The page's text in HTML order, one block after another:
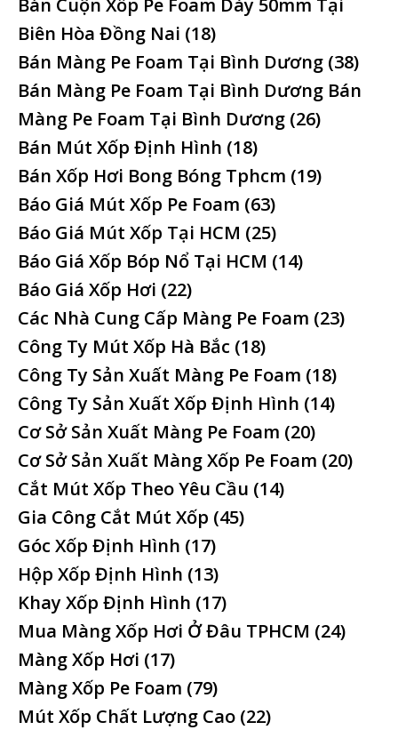
Bán Cuộn Xốp Pe Foam Dày 50mm Tại
Biên Hòa Đồng Nai (18)
Bán Màng Pe Foam Tại Bình Dương (38)
Bán Màng Pe Foam Tại Bình Dương Bán
Màng Pe Foam Tại Bình Dương (26)
Bán Mút Xốp Định Hình (18)
Bán Xốp Hơi Bong Bóng Tphcm (19)
Báo Giá Mút Xốp Pe Foam (63)
Báo Giá Mút Xốp Tại HCM (25)
Báo Giá Xốp Bóp Nổ Tại HCM (14)
Báo Giá Xốp Hơi (22)
Các Nhà Cung Cấp Màng Pe Foam (23)
Công Ty Mút Xốp Hà Bắc (18)
Công Ty Sản Xuất Màng Pe Foam (18)
Công Ty Sản Xuất Xốp Định Hình (14)
Cơ Sở Sản Xuất Màng Pe Foam (20)
Cơ Sở Sản Xuất Màng Xốp Pe Foam (20)
Cắt Mút Xốp Theo Yêu Cầu (14)
Gia Công Cắt Mút Xốp (45)
Góc Xốp Định Hình (17)
Hộp Xốp Định Hình (13)
Khay Xốp Định Hình (17)
Mua Màng Xốp Hơi Ở Đâu TPHCM (24)
Màng Xốp Hơi (17)
Màng Xốp Pe Foam (79)
Mút Xốp Chất Lượng Cao (22)